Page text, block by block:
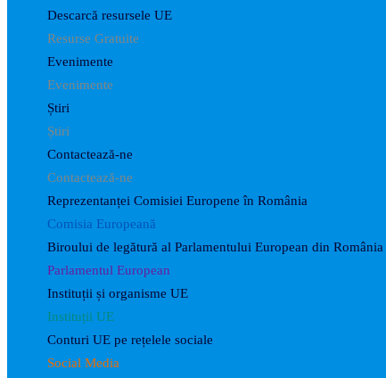
Descarcă resursele UE
Resurse Gratuite
Evenimente
Evenimente
Știri
Știri
Contactează-ne
Contactează-ne
Reprezentanței Comisiei Europene în România
Comisia Europeană
Biroului de legătură al Parlamentului European din România
Parlamentul European
Instituții și organisme UE
Instituții UE
Conturi UE pe rețelele sociale
Social Media